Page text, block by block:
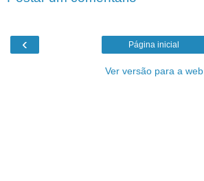
‹ Página inicial
Ver versão para a web